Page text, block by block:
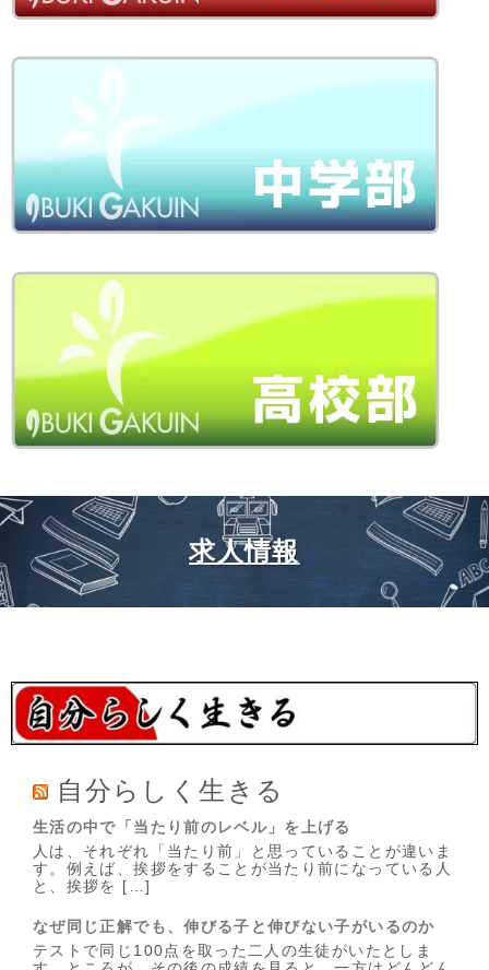
求人情報
自分らしく生きる
生活の中で「当たり前のレベル」を上げる
人は、それぞれ「当たり前」と思っていることが違いま
す。例えば、挨拶をすることが当たり前になっている人
と、挨拶を […]
なぜ同じ正解でも、伸びる子と伸びない子がいるのか
テストで同じ100点を取った二人の生徒がいたとしま